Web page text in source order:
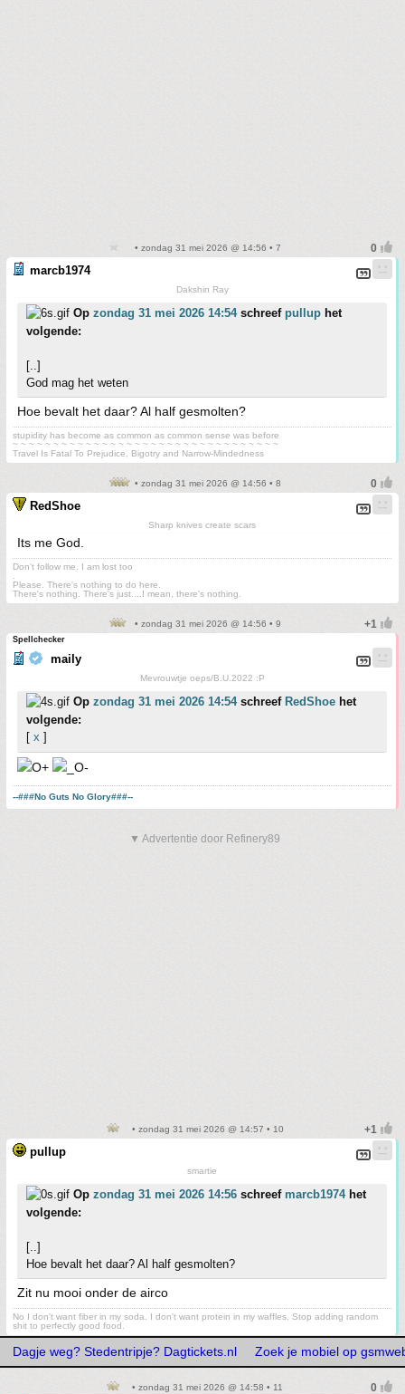
• zondag 31 mei 2026 @ 14:56 • 7
marcb1974
Dakshin Ray
Op zondag 31 mei 2026 14:54schreef pullup het
volgende:
[..]
God mag het weten
Hoe bevalt het daar? Al half gesmolten?
stupidity has become as common as common sense was before
~ ~ ~ ~ ~ ~ ~ ~ ~ ~ ~ ~ ~ ~ ~ ~ ~ ~ ~ ~ ~ ~ ~ ~ ~ ~ ~ ~ ~ ~ ~ ~ ~
Travel Is Fatal To Prejudice, Bigotry and Narrow-Mindedness
• zondag 31 mei 2026 @ 14:56 • 8
RedShoe
Sharp knives create scars
Its me God.
Don't follow me. I am lost too
.
Please. There's nothing to do here.
There's nothing. There's just....I mean, there's nothing.
• zondag 31 mei 2026 @ 14:56 • 9
Spellchecker
maily
Mevrouwtje oeps/B.U.2022 :P
Op zondag 31 mei 2026 14:54schreef RedShoe het
volgende:
[ x ]
--###No Guts No Glory###--
▼ Advertentie door Refinery89
• zondag 31 mei 2026 @ 14:57 • 10
pullup
smartie
Op zondag 31 mei 2026 14:56 schreef marcb1974het
volgende:
[..]
Hoe bevalt het daar? Al half gesmolten?
Zit nu mooi onder de airco
No I don't want fiber in my soda. I don't want protein in my waffles. Stop adding random
shit to perfectly good food.
Dagje weg? Stedentripje? Dagtickets.nl Zoek je mobiel op
• zondag 31 mei 2026 @ 14:58 • 11